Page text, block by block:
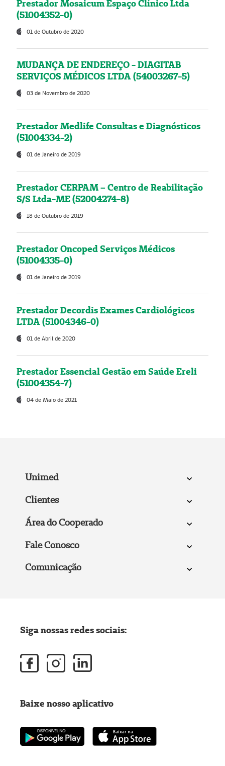
Prestador Mosaicum Espaço Clínico Ltda
(51004352-0)
01 de Outubro de 2020
MUDANÇA DE ENDEREÇO - DIAGITAB
SERVIÇOS MÉDICOS LTDA (54003267-5)
03 de Novembro de 2020
Prestador Medlife Consultas e Diagnósticos
(51004334-2)
01 de Janeiro de 2019
Prestador CERPAM – Centro de Reabilitação
S/S Ltda-ME (52004274-8)
18 de Outubro de 2019
Prestador Oncoped Serviços Médicos
(51004335-0)
01 de Janeiro de 2019
Prestador Decordis Exames Cardiológicos
LTDA (51004346-0)
01 de Abril de 2020
Prestador Essencial Gestão em Saúde Ereli
(51004354-7)
04 de Maio de 2021
Unimed
Clientes
Área do Cooperado
Fale Conosco
Comunicação
Siga nossas redes sociais:
Baixe nosso aplicativo